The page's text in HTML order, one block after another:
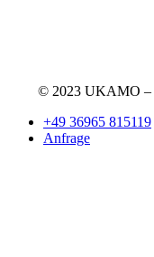
© 2023 UKAMO
+49 36965 815119
Anfrage